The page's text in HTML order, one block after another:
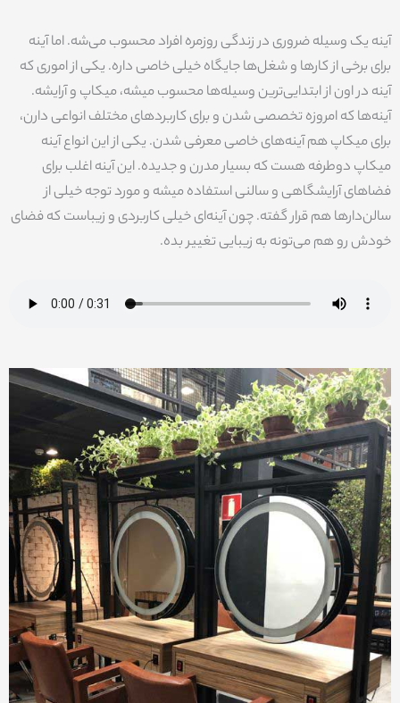
آینه یک وسیله ضروری در زندگی روزمره افراد محسوب می‌شه. اما آینه
برای برخی از کارها و شغل‌ها جایگاه خیلی خاصی داره. یکی از اموری که
آینه در اون از ابتدایی‌ترین وسیله‌ها محسوب میشه، میکاپ و آرایشه.
آینه‌ها که امروزه تخصصی شدن و برای کاربردهای مختلف انواعی دارن،
برای میکاپ هم آینه‌های خاصی معرفی شدن. یکی از این انواع آینه
میکاپ دوطرفه هست که بسیار مدرن و جدیده. این آینه اغلب برای
فضاهای آرایشگاهی و سالنی استفاده میشه و مورد توجه خیلی از
سالن‌دارها هم قرار گفته. چون آینه‌ای خیلی کاربردی و زیباست که فضای
خودش رو هم می‌تونه به زیبایی تغییر بده.